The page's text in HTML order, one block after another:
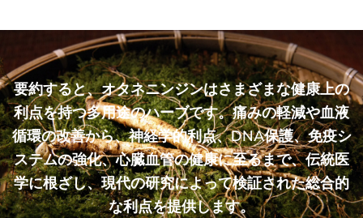
要約すると、オタネニンジンはさまざまな健康上の
利点を持つ多用途のハーブです。痛みの軽減や血液
循環の改善から、神経学的利点、DNA保護、免疫シ
ステムの強化、心臓血管の健康に至るまで、伝統医
学に根ざし、現代の研究によって検証された総合的
な利点を提供します。